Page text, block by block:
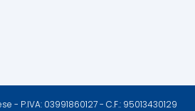
- P.IVA: 03991860127 - C.F.: 95013430129